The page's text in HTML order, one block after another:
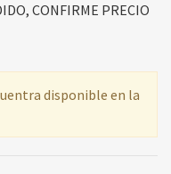
CONFIRME PRECIO
disponible en la